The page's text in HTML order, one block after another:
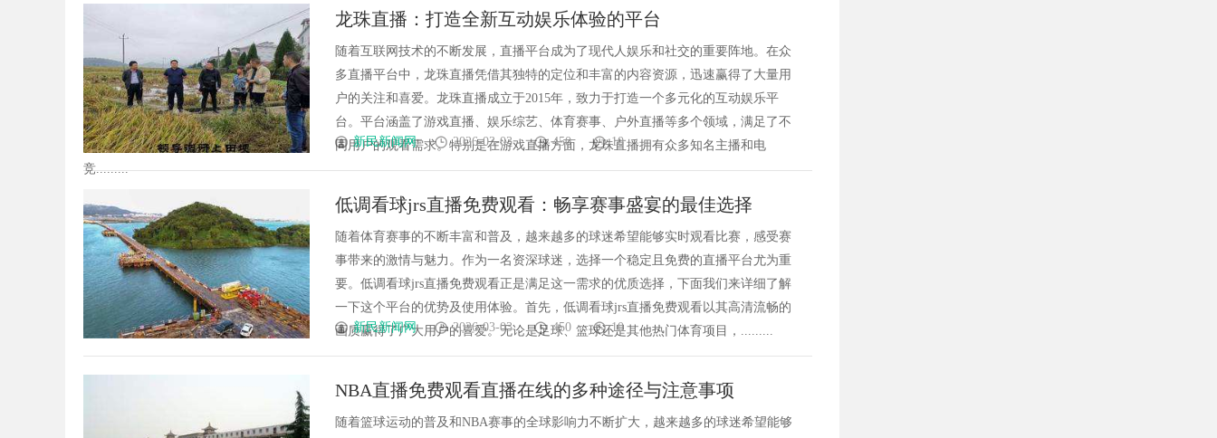
龙珠直播：打造全新互动娱乐体验的平台
随着互联网技术的不断发展，直播平台成为了现代人娱乐和社交的重要阵地。在众
多直播平台中，龙珠直播凭借其独特的定位和丰富的内容资源，迅速赢得了大量用
户的关注和喜爱。龙珠直播成立于2015年，致力于打造一个多元化的互动娱乐平
台。平台涵盖了游戏直播、娱乐综艺、体育赛事、户外直播等多个领域，满足了不
同用户的观看需求。特别是在游戏直播方面，龙珠直播拥有众多知名主播和电
竞.........
新民新闻网 2026-03-03 450 10
低调看球jrs直播免费观看：畅享赛事盛宴的最佳选择
随着体育赛事的不断丰富和普及，越来越多的球迷希望能够实时观看比赛，感受赛
事带来的激情与魅力。作为一名资深球迷，选择一个稳定且免费的直播平台尤为重
要。低调看球jrs直播免费观看正是满足这一需求的优质选择，下面我们来详细了解
一下这个平台的优势及使用体验。首先，低调看球jrs直播免费观看以其高清流畅的
画质赢得了广大用户的喜爱。无论是足球、篮球还是其他热门体育项目，.........
新民新闻网 2026-03-03 450 10
NBA直播免费观看直播在线的多种途径与注意事项
随着篮球运动的普及和NBA赛事的全球影响力不断扩大，越来越多的球迷希望能够